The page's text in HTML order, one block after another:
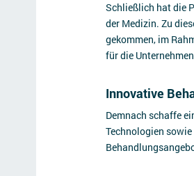
Schließlich hat die
der Medizin. Zu
gekommen, im
für die
Innovative
Demnach schaffe
Technologien